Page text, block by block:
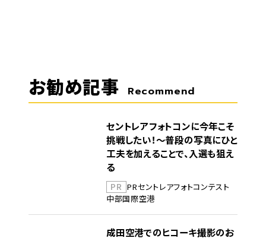
お勧め記事 Recommend
セントレアフォトコンに今年こそ
挑戦したい！～普段の写真にひと
工夫を加えることで、入選も狙え
る
PR PRセントレアフォトコンテスト
中部国際空港
成田空港でのヒコーキ撮影のお